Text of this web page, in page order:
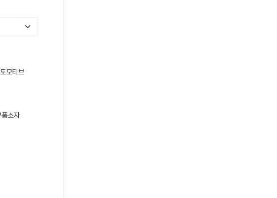
모티브
소자